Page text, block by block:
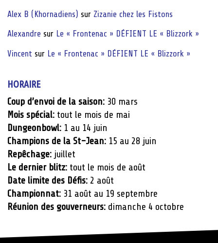
Alex B (Khornadiens) sur Zizanie chez les Fistons
Alexandre sur Le « Frontenac » DÉFIENT LE « Blizzork »
Vincent sur Le « Frontenac » DÉFIENT LE « Blizzork »
HORAIRE
Coup d’envoi de la saison: 30 mars
Mois spécial: tout le mois de mai
Dungeonbowl: 1 au 14 juin
Champions de la St-Jean: 15 au 28 juin
Repêchage: juillet
Le dernier blitz: tout le mois de août
Date limite des Défis: 2 août
Championnat: 31 août au 19 septembre
Réunion des gouverneurs: dimanche 4 octobre